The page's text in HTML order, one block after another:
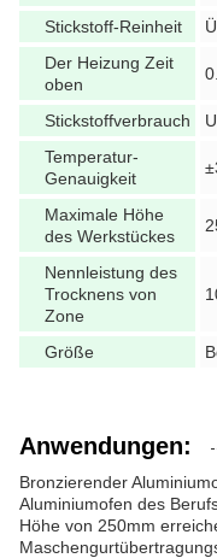
Stickstoff-Reinheit
Der Heizung Zeit
oben
Stickstoffverbrauch
Temperatur-
Genauigkeit
Maximale Höhe
des Werkstückes
Nennleistung des
Trocknens von
Zone
Größe
Anwendungen:
Bronzierender
Aluminiumofen des
Höhe von 250mm